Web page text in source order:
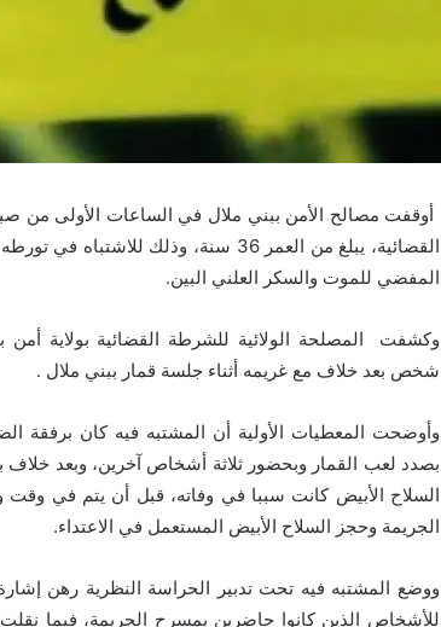
القضائية، يبلغ من العمر 36 سنة،
المفضي للموت والسكر العلني البين.
وكشفت المصلحة الولائية للشرطة القضائية بولاية أمن
شخص بعد خلاف مع غريمه أثناء جلسة قمار ببني ملال .
وأوضحت المعطيات الأولية أن المشتبه فيه كان برفقة
بصدد لعب القمار وبحضور ثلاثة أشخاص آخرين، وبعد
السلاح الأبيض كانت سببا في وفاته، قبل أن يتم في
الجريمة وحجز السلاح الأبيض المستعمل في الاعتداء.
ووضع المشتبه فيه تحت تدبير الحراسة النظرية رهن
للأشخاص الذين كانوا حاضرين بمسرح الجريمة، فيما